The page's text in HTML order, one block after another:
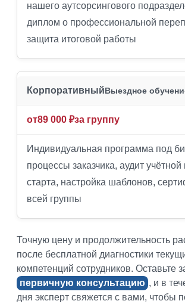
нашего аутсорсингового
диплом о профессиональной
защита итоговой работы
КорпоративныйВыездное
от89 000 ₽за группу
Индивидуальная программа под
процессы заказчика, аудит
старта, настройка шаблонов,
всей группы
Точную цену и продолжительность
после бесплатной диагностики
компетенций сотрудников. Оставьте
первичную консультацию , и в
дня эксперт свяжется с вами, чтобы